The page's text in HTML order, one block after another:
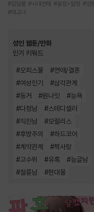
#달달물 #사내연애 # 몸정>맘정 #엉
#애교녀
성인 웹툰/만화
인기 키워드
#오피스물 #연애/결혼
#여성인기 #삼각관계
#동거 #원나잇 #능욕
#다정남 #스테디셀러
#직진남 #모럴리스
#후방주의 #하드코어
#계약관계 #짝사랑
#고수위 #유혹 #능글남
#절륜남 #현대물